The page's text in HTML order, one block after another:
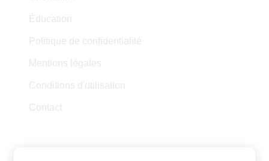
Éducation
Politique de confidentialité
Mentions légales
Conditions d'utilisation
Contact